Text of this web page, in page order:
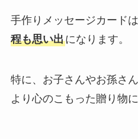
手作りメッセージカードは
程も思い出になります。
特に、お子さんやお孫さ
より心のこもった贈り物